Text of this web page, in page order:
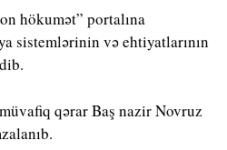
hökumət” portalına
sistemlərinin və ehtiyatlarının
qərar Baş nazir Novruz